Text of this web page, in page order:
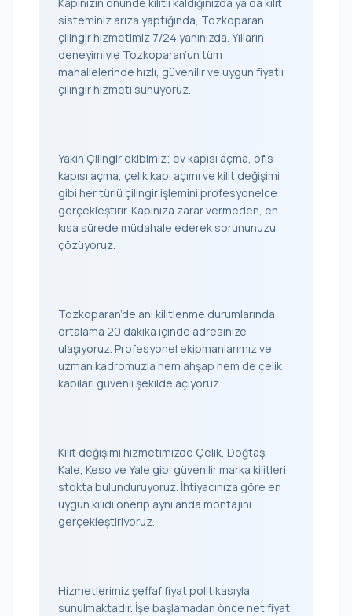
sisteminiz arıza yaptığında, Tozkoparan
çilingir hizmetimiz 7/24 yanınızda. Yılların
deneyimiyle Tozkoparan’un tüm
mahallelerinde hızlı, güvenilir ve uygun fiyatlı
çilingir hizmeti sunuyoruz.
Yakın Çilingir ekibimiz; ev kapısı açma, ofis
kapısı açma, çelik kapı açımı ve kilit değişimi
gibi her türlü çilingir işlemini profesyonelce
gerçekleştirir. Kapınıza zarar vermeden, en
kısa sürede müdahale ederek sorununuzu
çözüyoruz.
Tozkoparan’de ani kilitlenme durumlarında
ortalama 20 dakika içinde adresinize
ulaşıyoruz. Profesyonel ekipmanlarımız ve
uzman kadromuzla hem ahşap hem de çelik
kapıları güvenli şekilde açıyoruz.
Kilit değişimi hizmetimizde Çelik, Doğtaş,
Kale, Keso ve Yale gibi güvenilir marka kilitleri
stokta bulunduruyoruz. İhtiyacınıza göre en
uygun kilidi önerip aynı anda montajını
gerçekleştiriyoruz.
Hizmetlerimiz şeffaf fiyat politikasıyla
sunulmaktadır. İşe başlamadan önce net fiyat